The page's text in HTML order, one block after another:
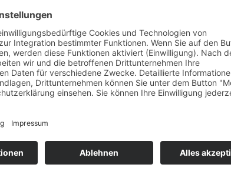
HABEN SICH EBENFALLS ANGESEHEN